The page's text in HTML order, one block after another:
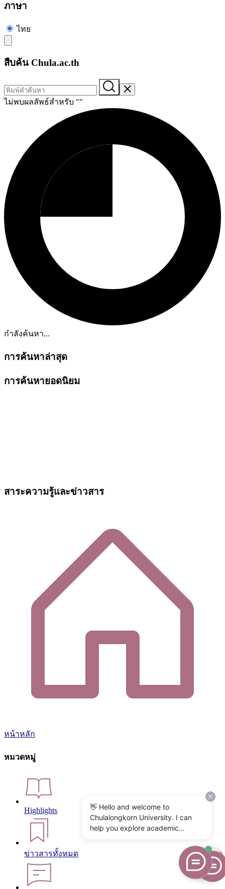
ภาษา
ไทย
สืบค้น Chula.ac.th
ไม่พบผลลัพธ์สำหรับ ""
กำลังค้นหา...
การค้นหาล่าสุด
การค้นหายอดนิยม
สาระความรู้และข่าวสาร
หน้าหลัก
หมวดหมู่
Highlights
ข่าวสารทั้งหมด
👋 Hello and welcome to
Chulalongkorn University. I can
help you explore academic